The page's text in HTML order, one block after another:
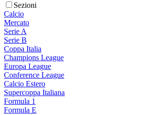
Sezioni
Calcio
Mercato
Serie A
Serie B
Coppa Italia
Champions League
Europa League
Conference League
Calcio Estero
Supercoppa Italiana
Formula 1
Formula E